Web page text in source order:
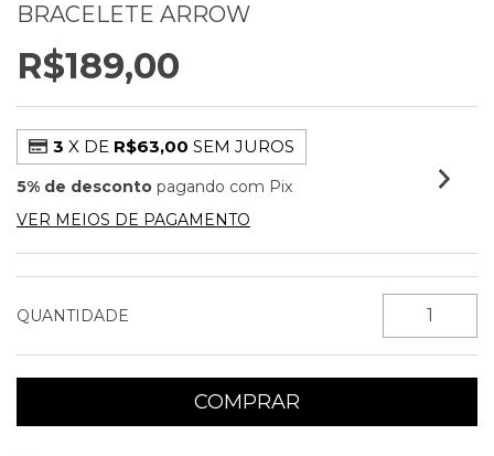
BRACELETE ARROW
R$189,00
3 X DE R$63,00 SEM JUROS
5% de desconto pagando com Pix
VER MEIOS DE PAGAMENTO
QUANTIDADE